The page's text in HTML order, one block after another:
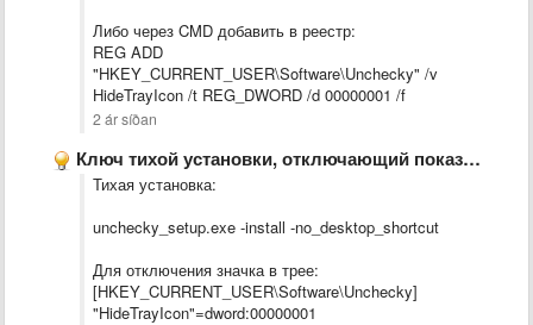
Либо через CMD добавить в реестр:
REG ADD
"HKEY_CURRENT_USER\Software\Unchecky" /v
HideTrayIcon /t REG_DWORD /d 00000001 /f
2 ár síðan
Ключ тихой установки, отключающий показ программы в трее
Тихая установка:
unchecky_setup.exe -install -no_desktop_shortcut
Для отключения значка в трее:
[HKEY_CURRENT_USER\Software\Unchecky]
"HideTrayIcon"=dword:00000001